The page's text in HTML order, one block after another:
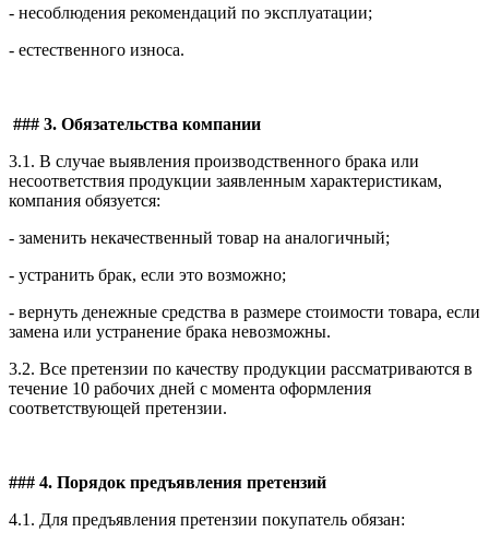
- несоблюдения рекомендаций по эксплуатации;
- естественного износа.
### 3. Обязательства компании
3.1. В случае выявления производственного брака или
несоответствия продукции заявленным характеристикам,
компания обязуется:
- заменить некачественный товар на аналогичный;
- устранить брак, если это возможно;
- вернуть денежные средства в размере стоимости товара, если
замена или устранение брака невозможны.
3.2. Все претензии по качеству продукции рассматриваются в
течение 10 рабочих дней с момента оформления
соответствующей претензии.
### 4. Порядок предъявления претензий
4.1. Для предъявления претензии покупатель обязан: